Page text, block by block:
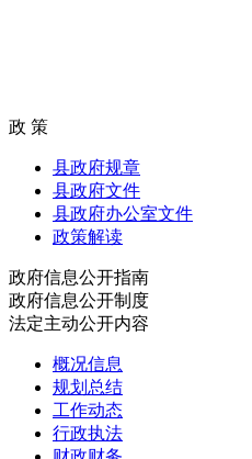
政 策
县政府规章
县政府文件
县政府办公室文件
政策解读
政府信息公开指南
政府信息公开制度
法定主动公开内容
概况信息
规划总结
工作动态
行政执法